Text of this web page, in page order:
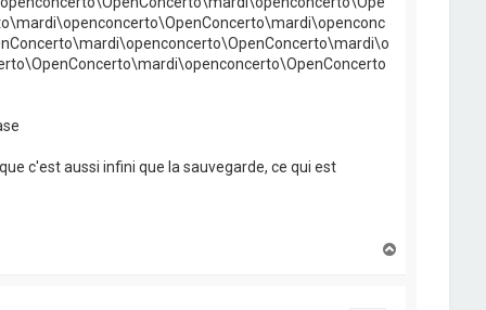
c'est aussi infini que la sauvegarde, ce qui est